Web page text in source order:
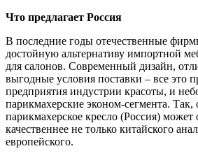
Что предлагает Россия
В последние годы отечественные
достойную альтернативу импортной
для салонов. Современный дизайн,
выгодные условия поставки – все это
предприятия индустрии красоты, и
парикмахерские эконом-сегмента. Так,
парикмахерское кресло (Россия) может
качественнее не только китайского
европейского.